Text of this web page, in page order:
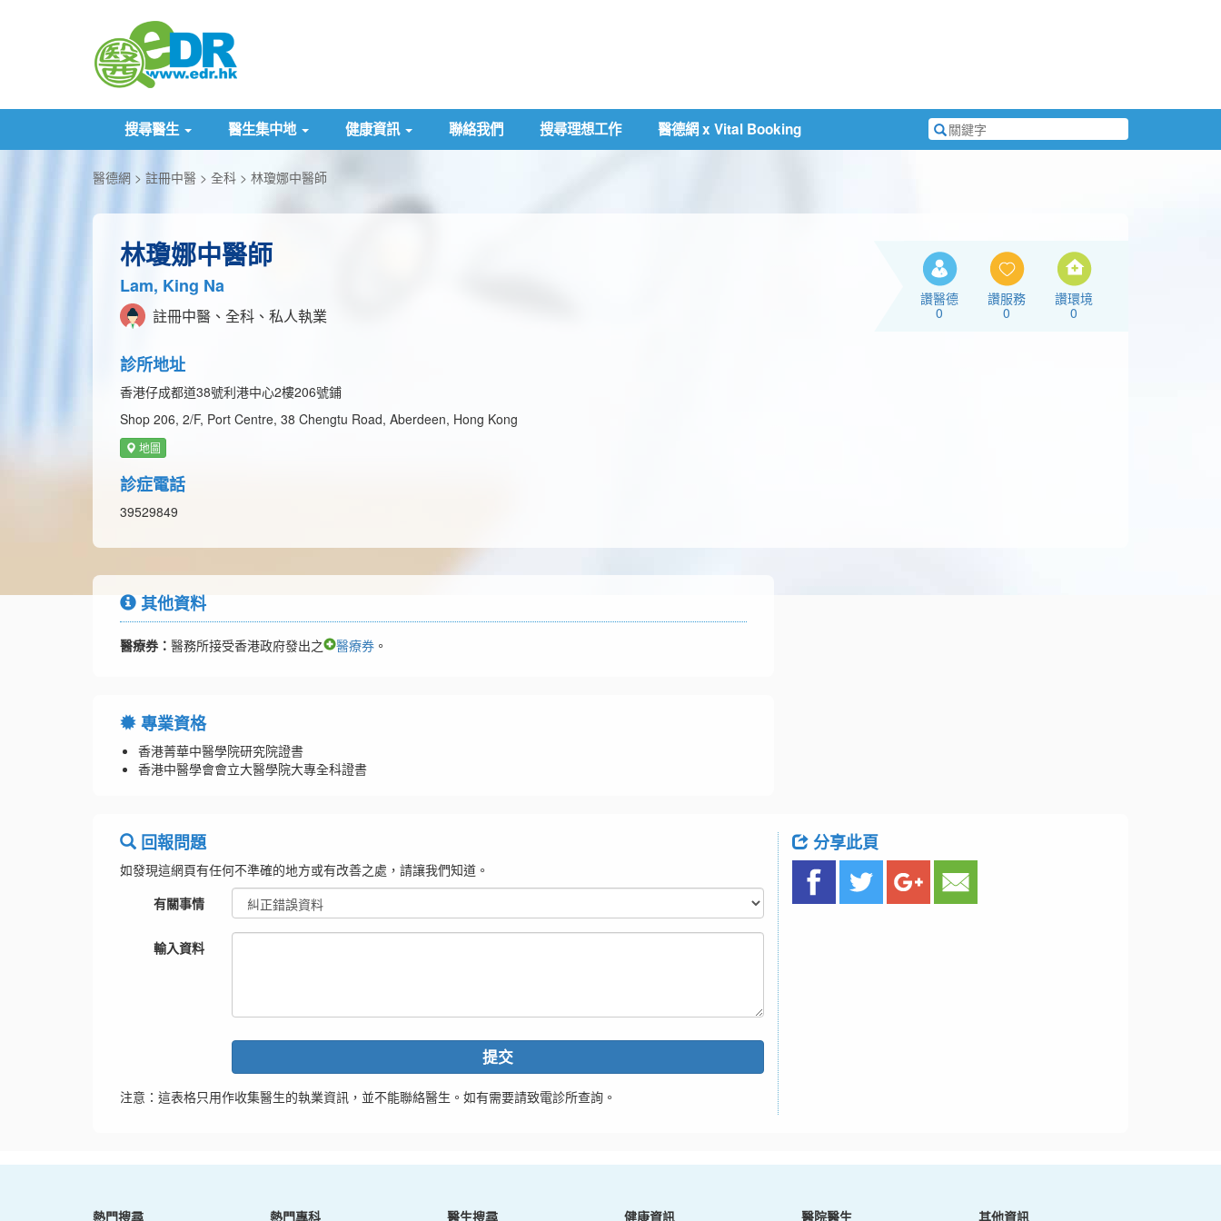
搜尋醫生 醫生集中地 健康資訊 聯絡我們 搜尋理想工作 醫德網 x Vital Booking
搜
尋
醫德網 註冊中醫 全科 林瓊娜中醫師
林瓊娜中醫師
Lam, King Na
註冊中醫、全科、私人執業
診所地址
香港仔成都道38號利港中心2樓206號鋪
Shop 206, 2/F, Port Centre, 38 Chengtu Road, Aberdeen, Hong Kong
地圖
診症電話
39529849
讚醫德
0
讚服務
0
讚環境
0
其他資料
醫療券： 醫務所接受香港政府發出之 醫療券 。
專業資格
香港菁華中醫學院研究院證書
香港中醫學會會立大醫學院大專全科證書
回報問題
如發現這網頁有任何不準確的地方或有改善之處，請讓我們知道。
有關事情
輸入資料
提交
注意：這表格只用作收集醫生的執業資訊，並不能聯絡醫生。如有需要請致電診所查詢。
分享此頁
熱門搜尋 熱門專科 醫生搜尋 健康資訊 醫院醫生 其他資訊